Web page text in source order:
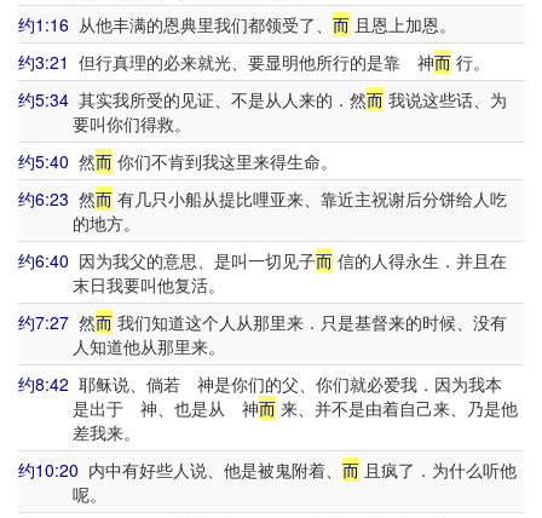
约1:16 从他丰满的恩典里我们都领受了、 而 且恩上加恩。
约3:21 但行真理的必来就光、要显明他所行的是靠 神而 行。
约5:34 其实我所受的见证、不是从人来的．然而 我说这些话、为
要叫你们得救。
约5:40 然而 你们不肯到我这里来得生命。
约6:23 然而 有几只小船从提比哩亚来、靠近主祝谢后分饼给人吃
的地方。
约6:40 因为我父的意思、是叫一切见子而 信的人得永生．并且在
末日我要叫他复活。
约7:27 然而 我们知道这个人从那里来．只是基督来的时候、没有
人知道他从那里来。
约8:42 耶稣说、倘若 神是你们的父、你们就必爱我．因为我本
是出于 神、也是从 神而来、并不是由着自己来、乃是他
差我来。
约10:20 内中有好些人说、他是被鬼附着、 而 且疯了．为什么听他
呢。